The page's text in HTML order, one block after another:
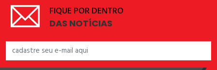
FIQUE POR DENTRO
DAS NOTÍCIAS